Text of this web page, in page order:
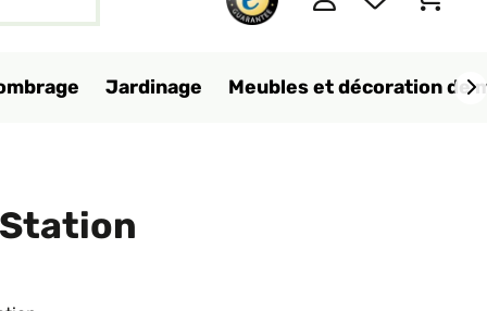
Jardinage Meubles et décoration de